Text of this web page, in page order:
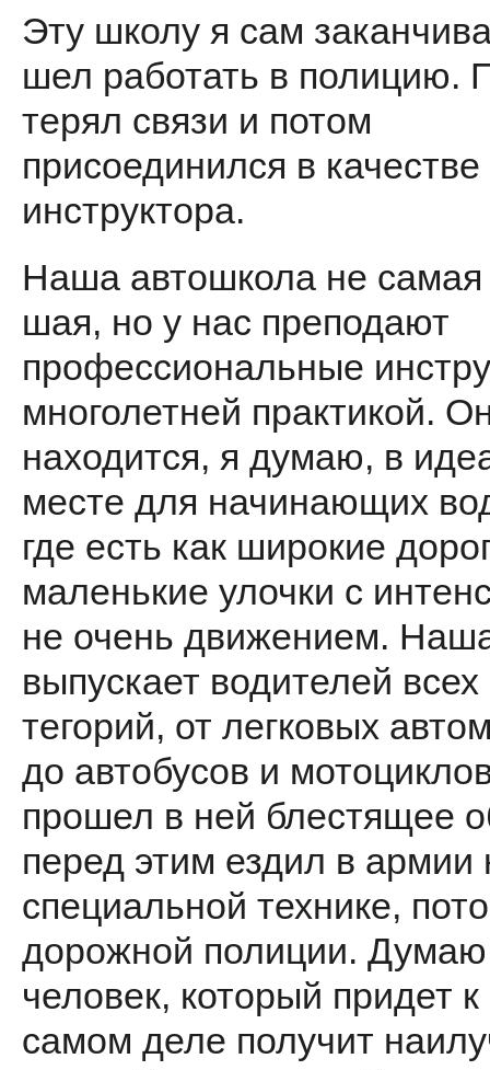
Эту школу я сам
шел работать в полицию.
те­рял связи и потом
присоединился в качестве
инструктора.
Наша автошкола не
шая, но у нас преподают
профессио­нальные
многолетней практикой.
находится, я думаю, в
месте для начинающих
где есть как широкие
маленькие улочки с
не очень движением.
выпускает водителей
тегорий, от легковых
до автобусов и
про­шел в ней блестящее
перед этим ездил в армии
специальной технике,
дорожной полиции.
человек, который придет
самом деле получит